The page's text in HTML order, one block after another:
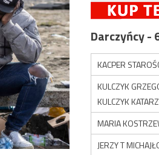
Darczyńcy -
KACPER
KULCZYK
KULCZYK
MARIA
JERZY T